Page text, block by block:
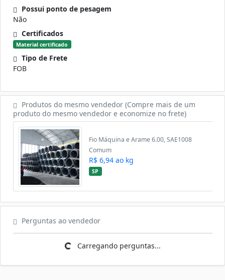
Possui ponto de pesagem
Não
Certificados
Material certificado
Tipo de Frete
FOB
Produtos do mesmo vendedor (Compre mais de um
produto do mesmo vendedor e economize no frete)
Fio Máquina e Arame 6.00, SAE1008
Comum
R$ 6,94 ao kg
SP
Perguntas ao vendedor
Carregando perguntas...